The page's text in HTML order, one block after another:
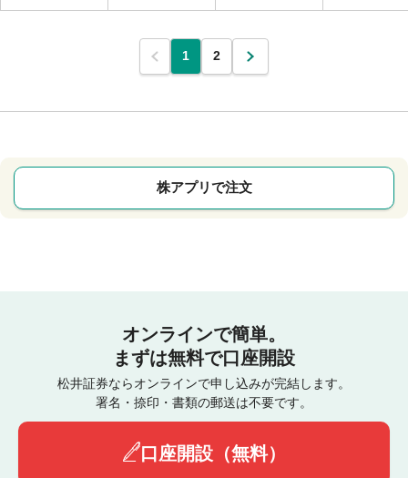
1 2
株アプリで注文
オンラインで簡単。
まずは無料で口座開設
松井証券ならオンラインで申し込みが完結します。
署名・捺印・書類の郵送は不要です。
口座開設（無料）